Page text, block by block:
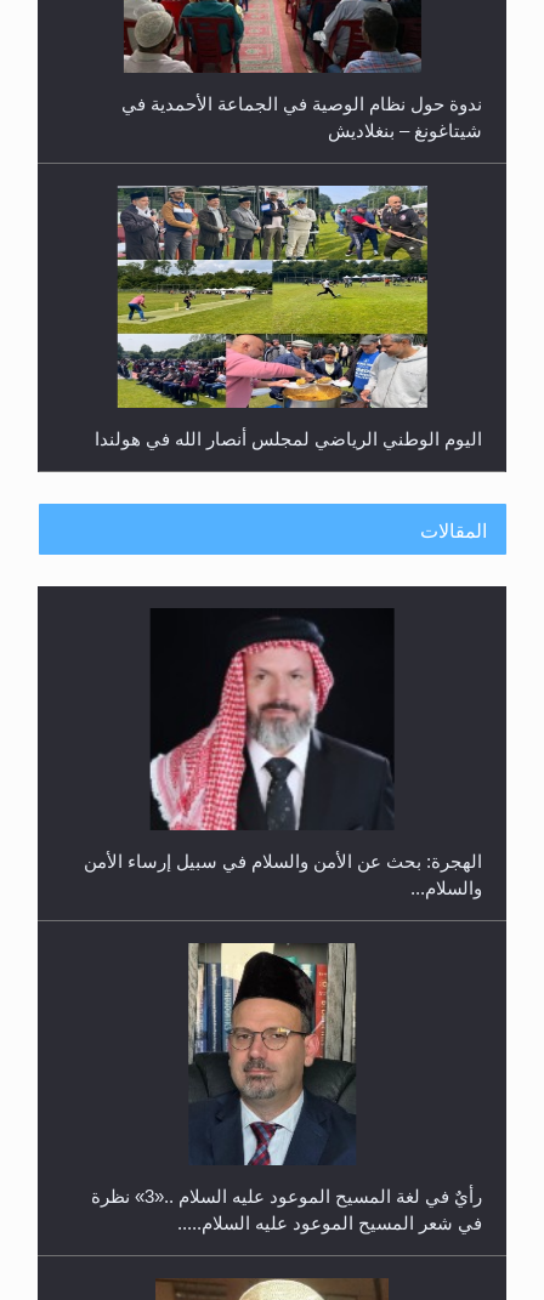
ندوة حول نظام الوصية في الجماعة الأحمدية في
شيتاغونغ – بنغلاديش
اليوم الوطني الرياضي لمجلس أنصار الله في هولندا
إتمام حفظ القرآن الكريم لثلاثة طلاب من مدرسة الحفظ
حفل توزيع الشهادات في الجامعة الأحمدية بنيجيريا لعام
المقالات
الهجرة: بحث عن الأمن والسلام في سبيل إرساء الأمن
والسلام...
رأيٌ في لغة المسيح الموعود عليه السلام ..«3» نظرة
في شعر المسيح الموعود عليه السلام.....